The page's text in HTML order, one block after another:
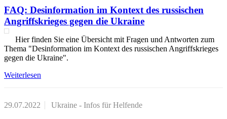
FAQ: Desinformation im Kontext des russischen
Angriffskrieges gegen die Ukraine
Hier finden Sie eine Übersicht mit Fragen und Antworten zum
Thema "Desinformation im Kontext des russischen Angriffskrieges
gegen die Ukraine".
Weiterlesen
29.07.2022 Ukraine - Infos für Helfende